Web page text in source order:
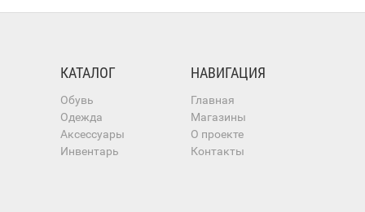
КАТАЛОГ
Обувь
Одежда
Аксессуары
Инвентарь
НАВИГАЦИЯ
Главная
Магазины
О проекте
Контакты